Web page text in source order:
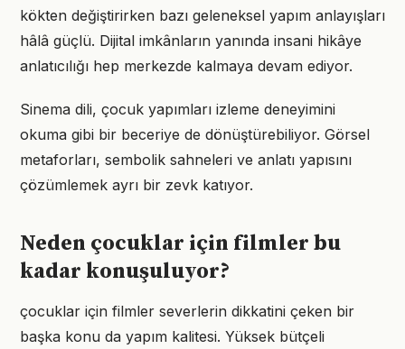
kökten değiştirirken bazı geleneksel yapım anlayışları
hâlâ güçlü. Dijital imkânların yanında insani hikâye
anlatıcılığı hep merkezde kalmaya devam ediyor.
Sinema dili, çocuk yapımları izleme deneyimini
okuma gibi bir beceriye de dönüştürebiliyor. Görsel
metaforları, sembolik sahneleri ve anlatı yapısını
çözümlemek ayrı bir zevk katıyor.
Neden çocuklar için filmler bu
kadar konuşuluyor?
çocuklar için filmler severlerin dikkatini çeken bir
başka konu da yapım kalitesi. Yüksek bütçeli